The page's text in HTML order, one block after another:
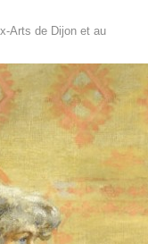
Arts de Dijon et au